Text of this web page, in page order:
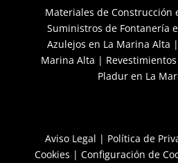
a
g
r
a
m
r
Materiales de Construcción
Suministros de Fontanería
Azulejos en La Marina Alta |
Marina Alta |
Pladur en La
Aviso Legal | Política de
Cookies |Configuración de